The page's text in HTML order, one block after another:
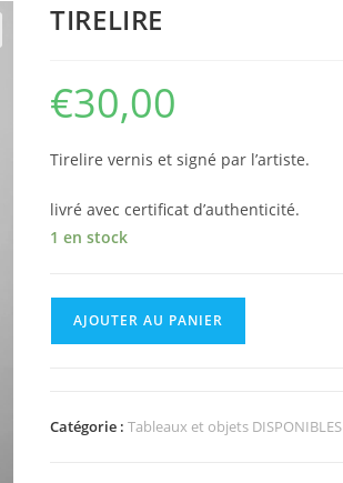
TIRELIRE
€30,00
Tirelire vernis et signé par l’artiste.
livré avec certificat d’authenticité.
1 en stock
AJOUTER AU PANIER
Catégorie :Tableaux et objets DISPONIBLES